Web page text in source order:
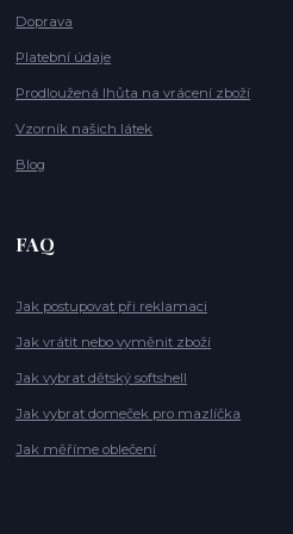
Doprava
Platební údaje
Prodloužená lhůta na vrácení zboží
Vzorník našich látek
Blog
FAQ
Jak postupovat při reklamaci
Jak vrátit nebo vyměnit zboží
Jak vybrat dětský softshell
Jak vybrat domeček pro mazlíčka
Jak měříme oblečení